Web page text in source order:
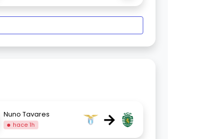
Nuno Tavares
hace 1h →